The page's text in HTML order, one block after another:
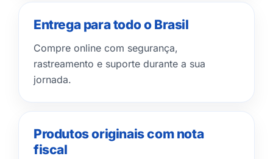
Entrega para todo o Brasil
Compre online com segurança,
rastreamento e suporte durante a sua
jornada.
Produtos originais com nota
fiscal